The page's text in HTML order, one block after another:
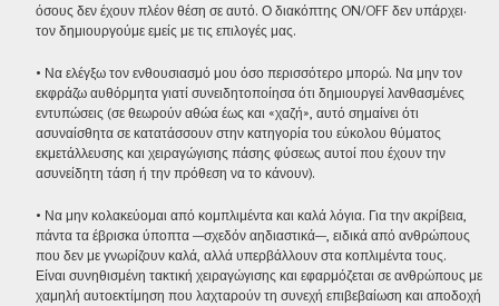
όσους δεν έχουν πλέον θέση σε αυτό. Ο διακόπτης ON/OFF δεν υπάρχει·
τον δημιουργούμε εμείς με τις επιλογές μας.
• Να ελέγξω τον ενθουσιασμό μου όσο περισσότερο μπορώ. Να μην τον
εκφράζω αυθόρμητα γιατί συνειδητοποίησα ότι δημιουργεί λανθασμένες
εντυπώσεις (σε θεωρούν αθώα έως και «χαζή», αυτό σημαίνει ότι
ασυναίσθητα σε κατατάσσουν στην κατηγορία του εύκολου θύματος
εκμετάλλευσης και χειραγώγισης πάσης φύσεως αυτοί που έχουν την
ασυνείδητη τάση ή την πρόθεση να το κάνουν).
• Να μην κολακεύομαι από κομπλιμέντα και καλά λόγια. Για την ακρίβεια,
πάντα τα έβρισκα ύποπτα —σχεδόν αηδιαστικά—, ειδικά από ανθρώπους
που δεν με γνωρίζουν καλά, αλλά υπερβάλλουν στα κοπλιμέντα τους.
Είναι συνηθισμένη τακτική χειραγώγισης και εφαρμόζεται σε ανθρώπους με
χαμηλή αυτοεκτίμηση που λαχταρούν τη συνεχή επιβεβαίωση και αποδοχή